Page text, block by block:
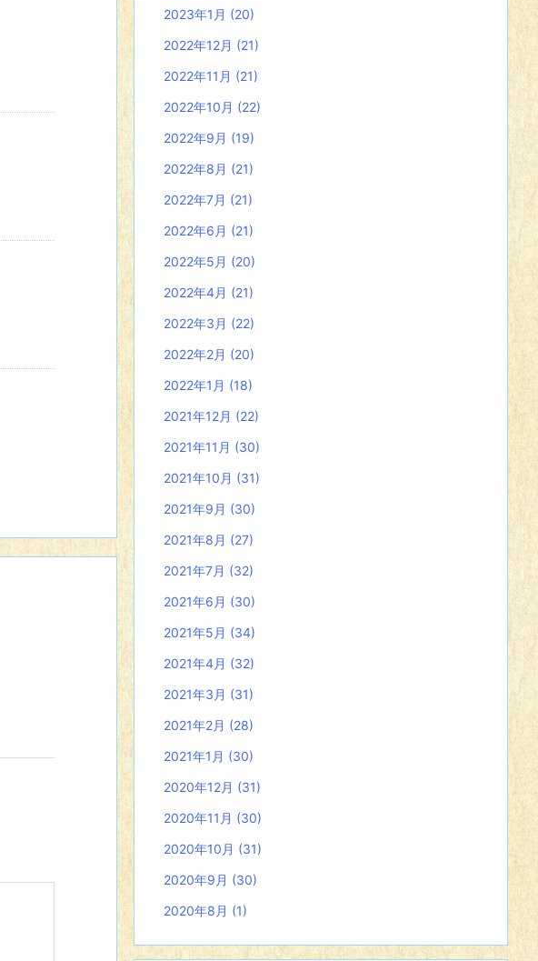
2023年1月 (20)
2022年12月 (21)
2022年11月 (21)
2022年10月 (22)
2022年9月 (19)
2022年8月 (21)
2022年7月 (21)
2022年6月 (21)
2022年5月 (20)
2022年4月 (21)
2022年3月 (22)
2022年2月 (20)
2022年1月 (18)
2021年12月 (22)
2021年11月 (30)
2021年10月 (31)
2021年9月 (30)
2021年8月 (27)
2021年7月 (32)
2021年6月 (30)
2021年5月 (34)
2021年4月 (32)
2021年3月 (31)
2021年2月 (28)
2021年1月 (30)
2020年12月 (31)
2020年11月 (30)
2020年10月 (31)
2020年9月 (30)
2020年8月 (1)